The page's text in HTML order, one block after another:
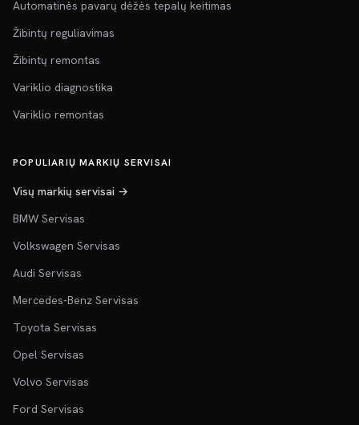
Automatinės pavarų dėžės tepalų keitimas
Žibintų reguliavimas
Žibintų remontas
Variklio diagnostika
Variklio remontas
POPULIARIŲ MARKIŲ SERVISAI
Visų markių servisai →
BMW Servisas
Volkswagen Servisas
Audi Servisas
Mercedes-Benz Servisas
Toyota Servisas
Opel Servisas
Volvo Servisas
Ford Servisas